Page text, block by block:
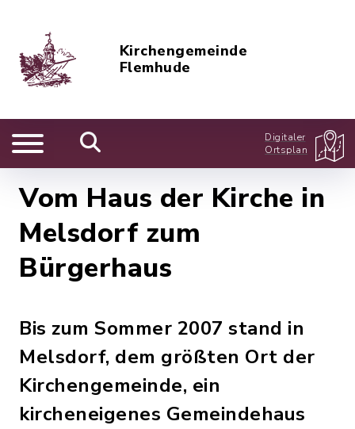
Kirchengemeinde
Flemhude
Digitaler
Ortsplan
Vom Haus der Kirche in
Melsdorf zum
Bürgerhaus
Bis zum Sommer 2007 stand in
Melsdorf, dem größten Ort der
Kirchengemeinde, ein
kircheneigenes Gemeindehaus